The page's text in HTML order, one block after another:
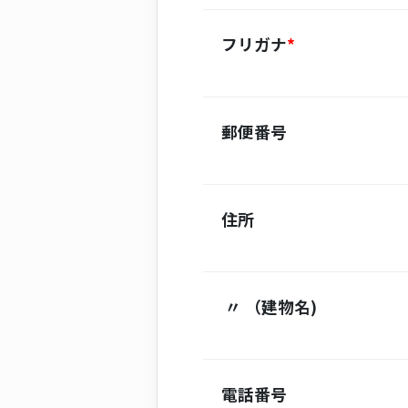
フリガナ*
郵便番号
住所
〃 （建物名)
電話番号